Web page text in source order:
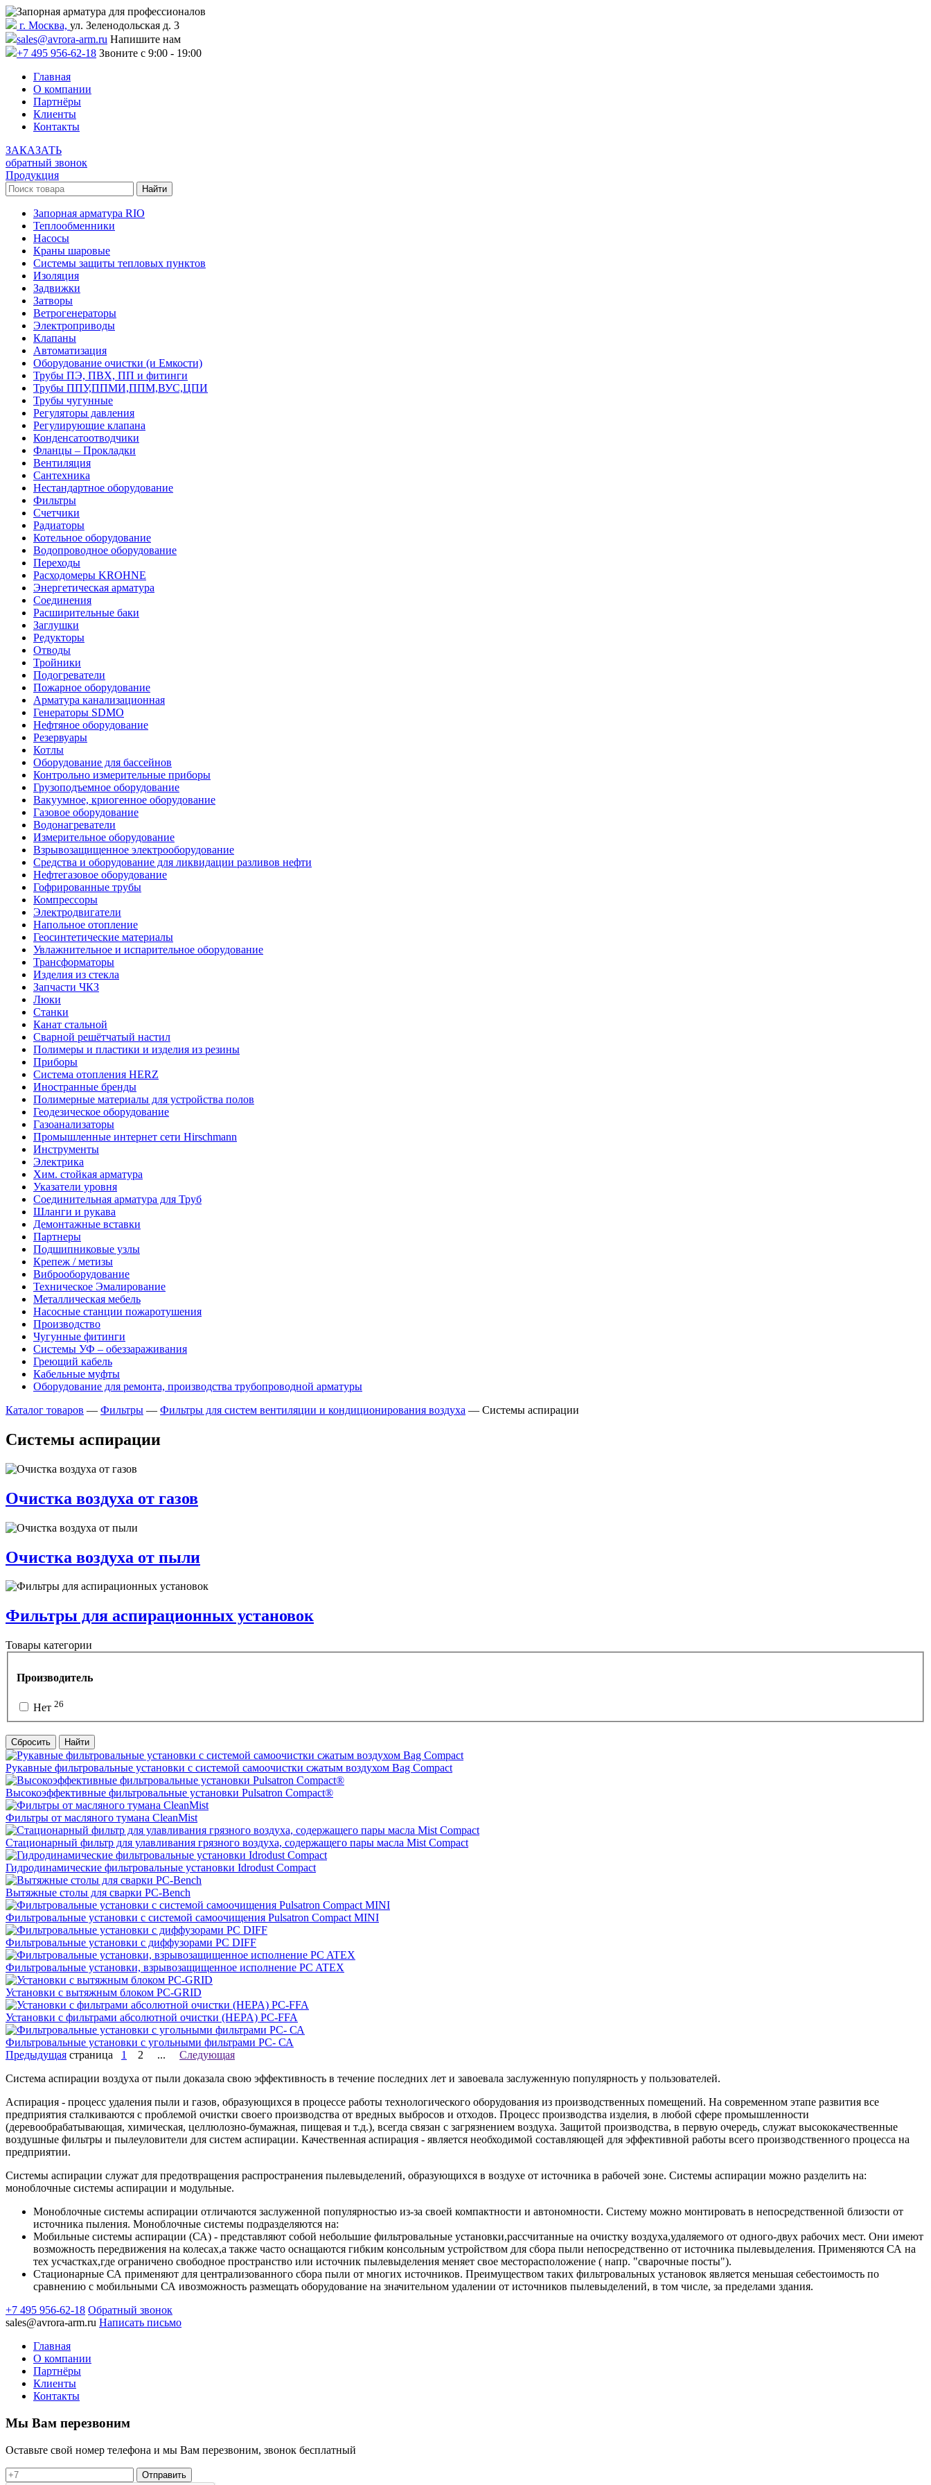
г. Москва, ул. Зеленодольская д. 3
sales@avrora-arm.ru Напишите нам
+7 495 956-62-18 Звоните с 9:00 - 19:00
Главная
О компании
Партнёры
Клиенты
Контакты
ЗАКАЗАТЬ
обратный звонок
Продукция
Запорная арматура RIO
Теплообменники
Насосы
Краны шаровые
Системы защиты тепловых пунктов
Изоляция
Задвижки
Затворы
Ветрогенераторы
Электроприводы
Клапаны
Автоматизация
Оборудование очистки (и Емкости)
Трубы ПЭ, ПВХ, ПП и фитинги
Трубы ППУ,ППМИ,ППМ,ВУС,ЦПИ
Трубы чугунные
Регуляторы давления
Регулирующие клапана
Конденсатоотводчики
Фланцы – Прокладки
Вентиляция
Сантехника
Нестандартное оборудование
Фильтры
Счетчики
Радиаторы
Котельное оборудование
Водопроводное оборудование
Переходы
Расходомеры KROHNE
Энергетическая арматура
Соединения
Расширительные баки
Заглушки
Редукторы
Отводы
Тройники
Подогреватели
Пожарное оборудование
Арматура канализационная
Генераторы SDMO
Нефтяное оборудование
Резервуары
Котлы
Оборудование для бассейнов
Контрольно измерительные приборы
Грузоподъемное оборудование
Вакуумное, криогенное оборудование
Газовое оборудование
Водонагреватели
Измерительное оборудование
Взрывозащищенное электрооборудование
Средства и оборудование для ликвидации разливов нефти
Нефтегазовое оборудование
Гофрированные трубы
Компрессоры
Электродвигатели
Напольное отопление
Геосинтетические материалы
Увлажнительное и испарительное оборудование
Трансформаторы
Изделия из стекла
Запчасти ЧКЗ
Люки
Станки
Канат стальной
Сварной решётчатый настил
Полимеры и пластики и изделия из резины
Приборы
Система отопления HERZ
Иностранные бренды
Полимерные материалы для устройства полов
Геодезическое оборудование
Газоанализаторы
Промышленные интернет сети Hirschmann
Инструменты
Электрика
Хим. стойкая арматура
Указатели уровня
Соединительная арматура для Труб
Шланги и рукава
Демонтажные вставки
Партнеры
Подшипниковые узлы
Крепеж / метизы
Виброоборудование
Техническое Эмалирование
Металлическая мебель
Насосные станции пожаротушения
Производство
Чугунные фитинги
Системы УФ – обеззараживания
Греющий кабель
Кабельные муфты
Оборудование для ремонта, производства трубопроводной арматуры
Каталог товаров — Фильтры — Фильтры для систем вентиляции и кондиционирования воздуха — Системы аспирации
Системы аспирации
Очистка воздуха от газов
Очистка воздуха от пыли
Фильтры для аспирационных установок
Товары категории
Производитель
Нет 26
Сбросить Найти
Рукавные фильтровальные установки с системой самоочистки сжатым воздухом Bag Compact
Высокоэффективные фильтровальные установки Pulsatron Compact®
Фильтры от масляного тумана CleanMist
Стационарный фильтр для улавливания грязного воздуха, содержащего пары масла Mist Compact
Гидродинамические фильтровальные установки Idrodust Compact
Вытяжные столы для сварки PC-Bench
Фильтровальные установки с системой самоочищения Pulsatron Compact MINI
Фильтровальные установки с диффузорами PC DIFF
Фильтровальные установки, взрывозащищенное исполнение PC ATEX
Установки с вытяжным блоком PC-GRID
Установки c фильтрами абсолютной очистки (HEPA) PC-FFA
Фильтровальные установки с угольными фильтрами PC- СА
Предыдущая страница 1 2 ... Следующая
Система аспирации воздуха от пыли доказала свою эффективность в течение последних лет и завоевала заслуженную популярность у пользователей.
Аспирация - процесс удаления пыли и газов, образующихся в процессе работы технологического оборудования из производственных помещений. На современном этапе развития все
предприятия сталкиваются с проблемой очистки своего производства от вредных выбросов и отходов. Процесс производства изделия, в любой сфере промышленности
(деревообрабатывающая, химическая, целлюлозно-бумажная, пищевая и т.д.), всегда связан с загрязнением воздуха. Защитой производства, в первую очередь, служат высококачественные
воздушные фильтры и пылеуловители для систем аспирации. Качественная аспирация - является необходимой составляющей для эффективной работы всего производственного процесса на
предприятии.
Системы аспирации служат для предотвращения распространения пылевыделений, образующихся в воздухе от источника в рабочей зоне. Системы аспирации можно разделить на:
моноблочные системы аспирации и модульные.
Моноблочные системы аспирации отличаются заслуженной популярностью из-за своей компактности и автономности. Систему можно монтировать в непосредственной близости от
источника пыления. Моноблочные системы подразделяются на:
Мобильные системы аспирации (СА) - представляют собой небольшие фильтровальные установки,рассчитанные на очистку воздуха,удаляемого от одного-двух рабочих мест. Они имеют
возможность передвижения на колесах,а также часто оснащаются гибким консольным устройством для сбора пыли непосредственно от источника пылевыделения. Применяются СА на
тех усчастках,где ограничено свободное пространство или источник пылевыделения меняет свое месторасположение ( напр. "сварочные посты").
Стационарные СА применяют для централизованного сбора пыли от многих источников. Преимуществом таких фильтровальных установок является меньшая себестоимость по
сравнению с мобильными СА ивозможность размещать оборудование на значительном удалении от источников пылевыделений, в том числе, за пределами здания.
+7 495 956-62-18 Обратный звонок
sales@avrora-arm.ru Написать письмо
Главная
О компании
Партнёры
Клиенты
Контакты
Мы Вам перезвоним
Оставьте свой номер телефона и мы Вам перезвоним, звонок бесплатный
Отправить